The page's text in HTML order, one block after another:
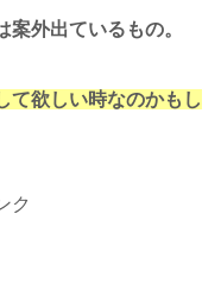
外出ているもの。
て欲しい時なのかもし
ク